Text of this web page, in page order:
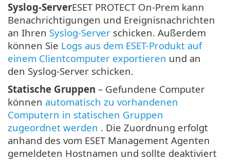
Syslog-ServerESET PROTECT On-Prem kann
Benachrichtigungen und Ereignisnachrichten
an Ihren Syslog-Server schicken. Außerdem
können Sie Logs aus dem ESET-Produkt auf
einem Clientcomputer exportieren und an
den Syslog-Server schicken.
Statische Gruppen – Gefundene Computer
können automatisch zu vorhandenen
Computern in statischen Gruppen
zugeordnet werden . Die Zuordnung erfolgt
anhand des vom ESET Management Agenten
gemeldeten Hostnamen und sollte deaktiviert